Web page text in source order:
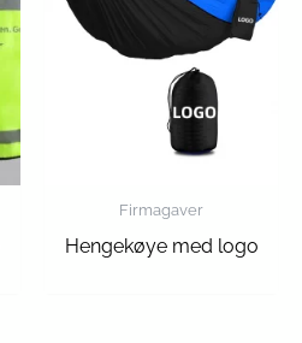
Firmagaver
Hengekøye med logo